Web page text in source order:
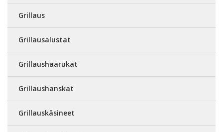
Grillaus
Grillausalustat
Grillaushaarukat
Grillaushanskat
Grillauskäsineet